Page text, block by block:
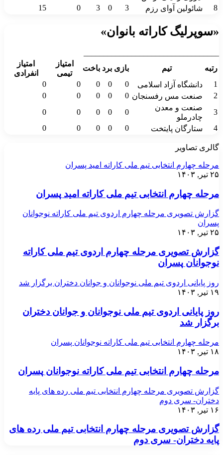
8
شائولین آوای رزم 3
0
3
0
15
«سوپرلیگ کاراته بانوان»
رتبه
تیم بازی برد باخت
امتیاز
تیمی
امتیاز
انفرادی
1
دانشگاه آزاد اسلامی 0
0
0
0
0
2
صنعت مس رفسنجان 0
0
0
0
0
3
صنعت و معدن
چادرملو
0
0
0
0
0
4
ستارگان پایتخت 0
0
0
0
0
گالری تصاویر
مرحله چهارم انتخابی تیم ملی کاراته امید پسران
۲۵ تیر, ۱۴۰۳
مرحله چهارم انتخابی تیم ملی کاراته امید پسران
گزارش تصویری مرحله چهارم اردوی تیم ملی کاراته نوجوانان
پسران
۲۵ تیر, ۱۴۰۳
گزارش تصویری مرحله چهارم اردوی تیم ملی کاراته
نوجوانان پسران
روز پایانی اردوی تیم ملی نوجوانان و جوانان دختران برگزار شد
۱۹ تیر, ۱۴۰۳
روز پایانی اردوی تیم ملی نوجوانان و جوانان دختران
برگزار شد
مرحله چهارم انتخابی تیم ملی کاراته نوجوانان پسران
۱۸ تیر, ۱۴۰۳
مرحله چهارم انتخابی تیم ملی کاراته نوجوانان پسران
گزارش تصویری مرحله چهارم انتخابی تیم ملی رده های پایه
دختران- سری دوم
۱۶ تیر, ۱۴۰۳
گزارش تصویری مرحله چهارم انتخابی تیم ملی رده های
پایه دختران- سری دوم